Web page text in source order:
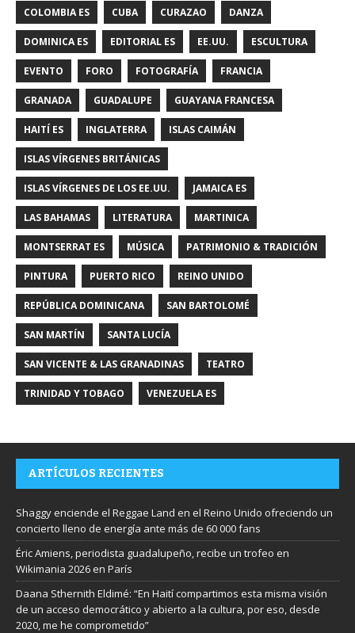
COLOMBIA ES CUBA CURAZAO DANZA
DOMINICA ES EDITORIAL ES EE.UU. ESCULTURA
EVENTO FORO FOTOGRAFÍA FRANCIA
GRANADA GUADALUPE GUAYANA FRANCESA
HAITÍ ES INGLATERRA ISLAS CAIMÁN
ISLAS VÍRGENES BRITÁNICAS
ISLAS VÍRGENES DE LOS EE.UU. JAMAICA ES
LAS BAHAMAS LITERATURA MARTINICA
MONTSERRAT ES MÚSICA PATRIMONIO & TRADICIÓN
PINTURA PUERTO RICO REINO UNIDO
REPÚBLICA DOMINICANA SAN BARTOLOMÉ
SAN MARTÍN SANTA LUCÍA
SAN VICENTE & LAS GRANADINAS TEATRO
TRINIDAD Y TOBAGO VENEZUELA ES
ARTÍCULOS RECIENTES
Shaggy enciende el Reggae Land en el Reino Unido ofreciendo un
concierto lleno de energía ante más de 60 000 fans
Éric Amiens, periodista guadalupeño, recibe un trofeo en
Wikimania 2026 en París
Daana Sthernith Eldimé: “En Haití compartimos esta misma visión
de un acceso democrático y abierto a la cultura, por eso, desde
2020, me he comprometido”